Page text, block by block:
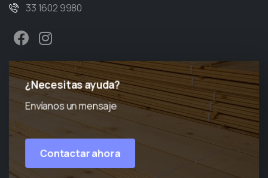
33 1602 9980
¿Necesitas ayuda?
Envíanos un mensaje
Contactar ahora